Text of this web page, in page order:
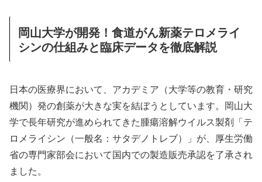
岡山大学が開発！食道がん新薬テロメライ
シンの仕組みと臨床データを徹底解説
日本の医療界において、アカデミア（大学等の教育・研究
機関）発の創薬が大きな実を結ぼうとしています。岡山大
学で長年研究が進められてきた腫瘍溶解ウイルス製剤「テ
ロメライシン（一般名：サタデノトレブ）」が、厚生労働
省の専門家部会において国内での製造販売承認を了承され
ました。